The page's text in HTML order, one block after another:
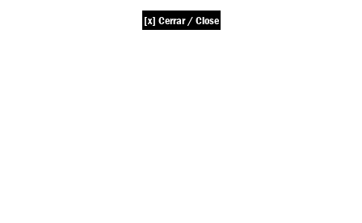
[x] Cerrar / Close